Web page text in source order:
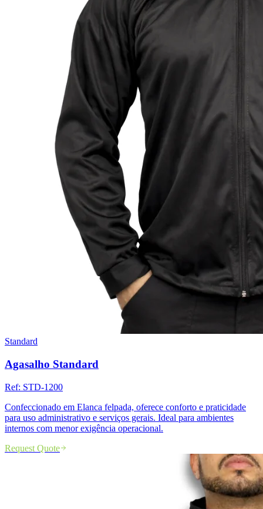
Standard
Agasalho Standard
Ref: STD-1200
Confeccionado em Elanca felpada, oferece conforto e praticidade
para uso administrativo e serviços gerais. Ideal para ambientes
internos com menor exigência operacional.
Request Quote